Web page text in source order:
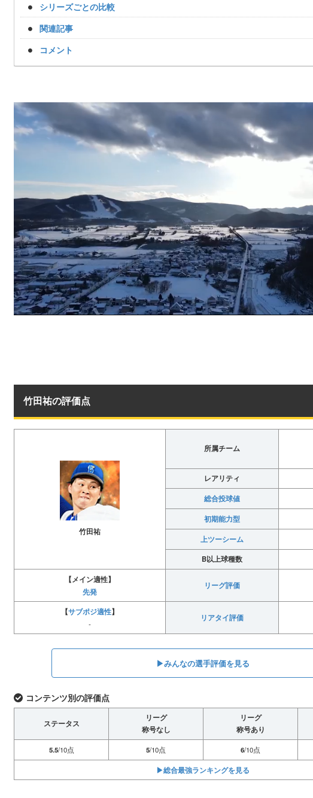
シリーズごとの比較
関連記事
コメント
竹田祐の評価点
竹田祐
所属チーム
レアリティ
総合投球値
初期能力型
上ツーシーム
B以上球種数
【メイン適性】
先発
リーグ評価
【サブポジ適性】
-
リアタイ評価
▶︎みんなの選手評価を見る
コンテンツ別の評価点
ステータス
リーグ
称号なし
リーグ
称号あり
5.5/10点 5/10点 6/10点
▶︎総合最強ランキングを見る